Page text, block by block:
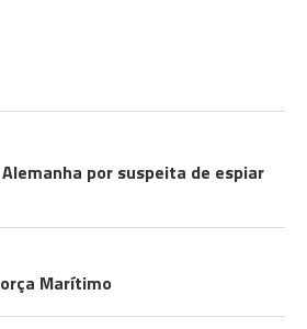
por suspeita de espiar
Marítimo